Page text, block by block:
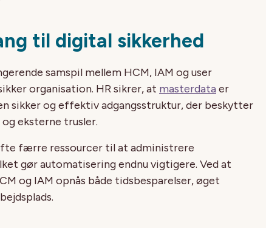
til digital sikkerhed
samspil mellem HCM, IAM og user
organisation. HR sikrer, at masterdata er
sikker og effektiv adgangsstruktur, der beskytter
eksterne trusler.
færre ressourcer til at administrere
gør automatisering endnu vigtigere. Ved at
og IAM opnås både tidsbesparelser, øget